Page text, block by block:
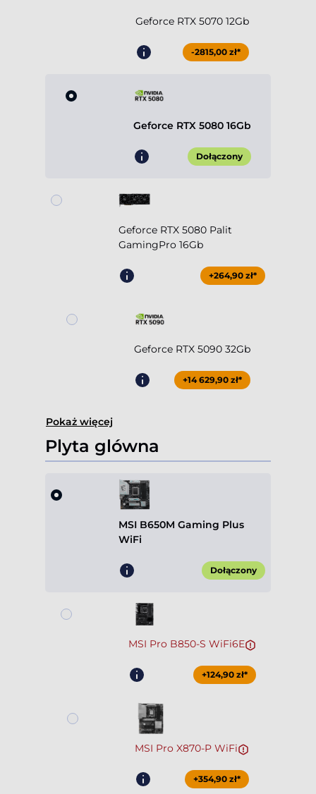
Geforce RTX 5070 12Gb
-2815,00 zł*
Geforce RTX 5080 16Gb
Dołączony
Geforce RTX 5080 Palit
GamingPro 16Gb
+264,90 zł*
Geforce RTX 5090 32Gb
+14 629,90 zł*
Pokaż więcej
Plyta glówna
MSI B650M Gaming Plus
WiFi
Dołączony
MSI Pro B850-S WiFi6E
+124,90 zł*
MSI Pro X870-P WiFi
+354,90 zł*